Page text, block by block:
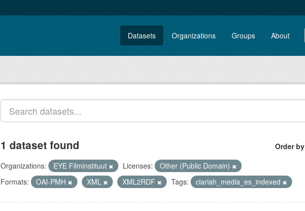
Datasets Organizations Groups About
Order by
1 dataset found
Organizations: EYE Filminstituut Licenses:
Other (Public Domain)
Formats:
OAI-PMH XML XML2RDF Tags: clariah_media_es_indexed